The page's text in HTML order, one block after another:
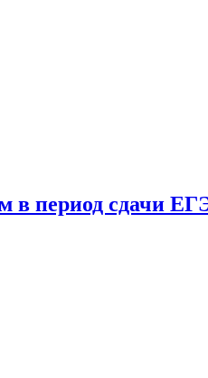
в период сдачи